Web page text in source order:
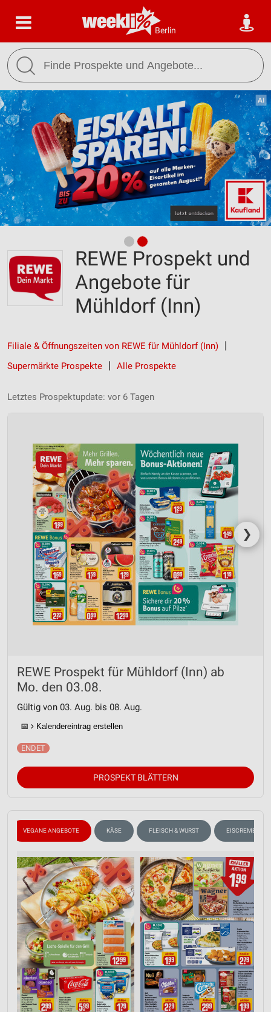
Berlin
REWE Prospekt und
Angebote für
Mühldorf (Inn)
Filiale & Öffnungszeiten von REWE für Mühldorf (Inn)
Supermärkte Prospekte
Alle Prospekte
Letztes Prospektupdate: vor 6 Tagen
❯
REWE Prospekt für Mühldorf (Inn) ab
Mo. den 03.08.
Gültig von 03. Aug. bis 08. Aug.
📅 Kalendereintrag erstellen
PROSPEKT BLÄTTERN
VEGANE ANGEBOTE KÄSE FLEISCH & WURST EISCREME